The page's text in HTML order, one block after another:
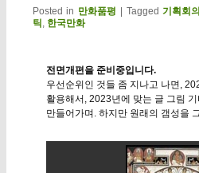
Posted in 만화품평 | Tagged 기획회
틱 한국만화
전면개편을 준비중입니다.
우선순위인 것들 좀 지나고 나면,
활용해서, 2023년에 맞는 글 그림
만들어가며. 하지만 원래의 갬성을